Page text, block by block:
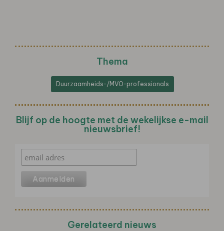
Thema
Duurzaamheids-/MVO-professionals
Blijf op de hoogte met de wekelijkse e-mail
nieuwsbrief!
Gerelateerd nieuws